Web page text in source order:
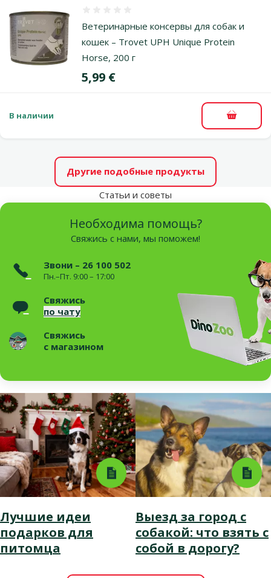
Ветеринарные консервы для собак и
кошек – Trovet UPH Unique Protein
Horse, 200 г
Цена
5,99 €
В наличии В
Другие подобные продукты
Статьи и советы
Необходима помощь?
Свяжись с нами, мы поможем!
Звони – 26 100 502
Пн.–Пт. 9:00 – 17:00
Свяжись
по чату
Свяжись
с магазином
Лучшие идеи
подарков для
питомца
Выезд за город с
собакой: что взять с
собой в дорогу?